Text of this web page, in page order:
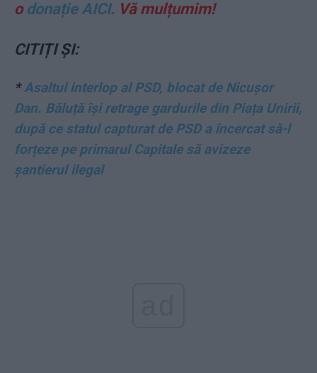
o donație AICI. Vă mulțumim!
CITIȚI ȘI:
*Asaltul interlop al PSD, blocat de Nicușor
Dan. Băluță își retrage gardurile din Piața Unirii,
după ce statul capturat de PSD a încercat să-l
forțeze pe primarul Capitale să avizeze
șantierul ilegal